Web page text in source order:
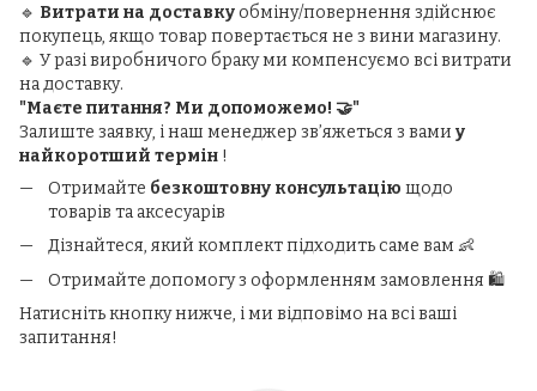
🔹 Витрати на доставкуобміну/повернення здійснює
покупець, якщо товар повертається не з вини магазину.
🔹 У разі виробничого браку ми компенсуємо всі витрати
на доставку.
"Маєте питання? Ми допоможемо! 🤝"
Залиште заявку, і наш менеджер зв’яжеться з вами у
найкоротший термін !
Отримайте безкоштовну консультацію щодо
товарів та аксесуарів
Дізнайтеся, який комплект підходить саме вам 👶
Отримайте допомогу з оформленням замовлення 🛍️
Натисніть кнопку нижче, і ми відповімо на всі ваші
запитання!